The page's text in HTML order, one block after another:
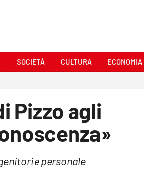
SOCIETÀ CULTURA
Pizzo agli
e personale